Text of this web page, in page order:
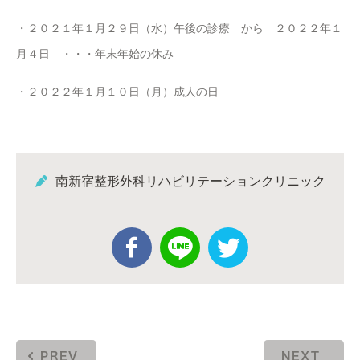
・２０２１年１月２９日（水）午後の診療 から ２０２２年１
月４日 ・・・年末年始の休み
・２０２２年１月１０日（月）成人の日
南新宿整形外科リハビリテーションクリニック
PREV NEXT